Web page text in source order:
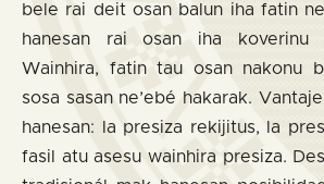
bele rai deit osan balun iha fatin
hanesan rai osan iha
Wainhira, fatin tau osan nakonu
sosa sasan ne’ebé hakarak.
hanesan: la presiza rekijitus, la
fasil atu asesu wainhira presiza.